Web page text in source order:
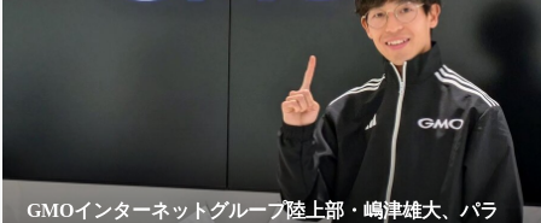
GMOインターネットグループ陸上部・嶋津雄大、パラ